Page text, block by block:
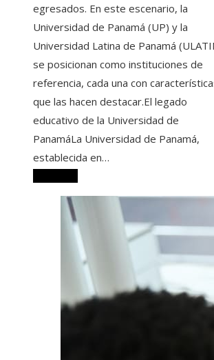
egresados. En este escenario, la
Universidad de Panamá (UP) y la
Universidad Latina de Panamá
se posicionan como instituciones de
referencia, cada una con
que las hacen destacar.El legado
educativo de la Universidad de
PanamáLa Universidad de Panamá,
establecida en…